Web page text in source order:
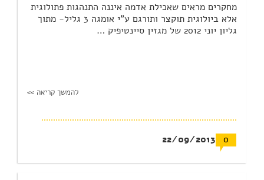
מחקרים מראים שאכילת אדמה איננה התנהגות פתולוגית
אלא ביולוגית תוקצר ותורגם ע"י אומגה 3 גליל- מתוך
גליון יוני 2012 של מגזין סיינטיפיק …
להמשך קריאה >>
0
22/09/2013